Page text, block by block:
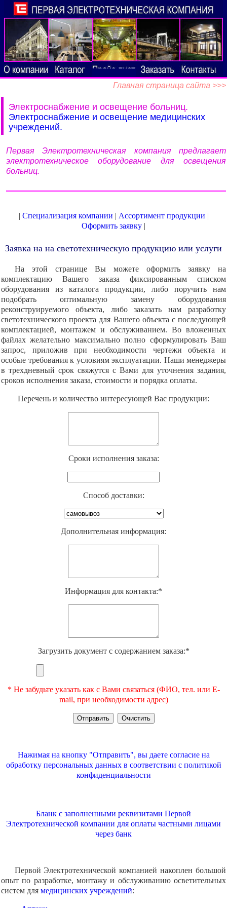
Главная страница сайта >>>
Электроснабжение и освещение больниц.
Электроснабжение и освещение медицинских
учреждений.
Первая Электротехническая компания предлагает
электротехническое оборудование для освещения
больниц.
| Специализация компании | Ассортимент продукции |
Оформить заявку |
Заявка на на светотехническую продукцию или услуги
На этой странице Вы можете оформить заявку на
комплектацию Вашего заказа фиксированным списком
оборудования из каталога продукции, либо поручить нам
подобрать оптимальную замену оборудования
реконструируемого объекта, либо заказать нам разработку
светотехнического проекта для Вашего объекта с последующей
комплектацией, монтажем и обслуживанием. Во вложенных
файлах желательно максимально полно сформулировать Ваш
запрос, приложив при необходимости чертежи объекта и
особые требования к условиям эксплуатации. Наши менеджеры
в трехдневный срок свяжутся с Вами для уточнения задания,
сроков исполнения заказа, стоимости и порядка оплаты.
Перечень и количество интересующей Вас продукции:
Cроки исполнения заказа:
Способ доставки:
Дополнительная информация:
Информация для контакта:*
Загрузить документ с содержанием заказа:*
* Не забудьте указать как с Вами связаться (ФИО, тел. или E-
mail, при необходимости адрес)
Нажимая на кнопку "Отправить", вы даете согласие на
обработку персональных данных в соответствии с политикой
конфиденциальности
Бланк с заполненными реквизитами Первой
Электротехнической компании для оплаты частными лицами
через банк
Первой Электротехнической компанией накоплен большой
опыт по разработке, монтажу и обслуживанию осветительных
систем для медицинских учреждений: